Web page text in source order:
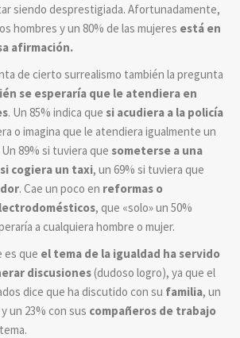
siendo desprestigiada. Afortunadamente,
hombres y un 80% de las mujeres está en
afirmación.
de cierto surrealismo también la pregunta
se esperaría que le atendiera en
. Un 85% indica que si acudiera a la policía
o imagina que le atendiera igualmente un
89% si tuviera que someterse a una
si cogiera un taxi, un 69% si tuviera que
. Cae un poco en reformas o
, que «solo» un 50%
a cualquiera hombre o mujer.
es que el tema de la igualdad ha servido
discusiones(dudoso logro), ya que el
dice que ha discutido con su familia, un
un 23% con sus compañeros de trabajo